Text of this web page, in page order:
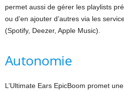
permet aussi de gérer les playlists
ou d’en ajouter d’autres via les
(Spotify, Deezer, Apple Music).
Autonomie
L’Ultimate Ears EpicBoom promet